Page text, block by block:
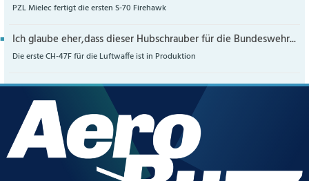
PZL Mielec fertigt die ersten S-70 Firehawk
Ich glaube eher,dass dieser Hubschrauber für die Bundeswehr...
Die erste CH-47F für die Luftwaffe ist in Produktion